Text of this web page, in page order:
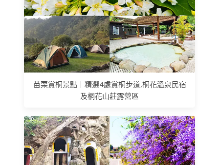
苗栗賞桐景點｜精選4處賞桐步道,桐花溫泉民宿
及桐花山莊露營區